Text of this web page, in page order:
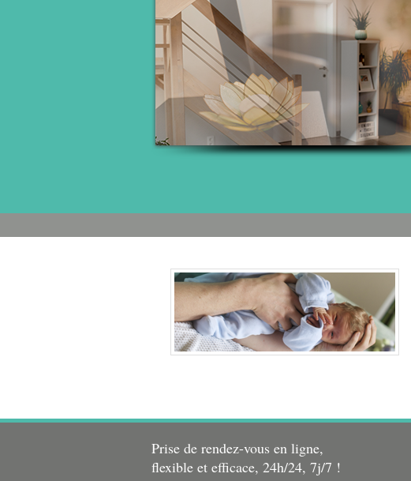
Prise de rendez-vous en ligne,
flexible et efficace, 24h/24, 7j/7 !